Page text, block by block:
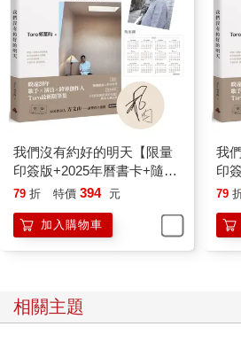
可是，每一天的記憶都像寶藏一樣停留
一開始只能撐著，底氣夠強、混搭傲氣
對手的朋友打敗（5566、F4、183、棒
說著沒消化的臺詞，不會演戲卻稱霸電
看。
每個月過著飛行少年的生活，把飛機當
亞破了當地紀錄，但回到飯店卻開始悲
家人，失去價值觀……
認識的人愈多，發現朋友圈愈窄，最好
樂，於是投資了樂團、舞團，開始蓄鬍
資、攤牌，以為很成功的失敗，卻被一
濟和慈善活動。
酒醉的上海，那些巨大或假裝龐大公司
我們沒有約好的明天【限量
印簽版+2025年曆書卡+隨書
贈送《我想說個故事給你
79 折 特價 394 元
加入購物車
我
印
贈
79
相關主題